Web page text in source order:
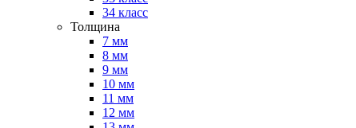
34 класс
Толщина
7 мм
8 мм
9 мм
10 мм
11 мм
12 мм